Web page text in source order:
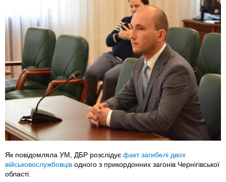
Як повідомляла УМ, ДБР розслідує факт загибелі двох
військовослужбовців одного з прикордонних загонів Чернігівської
області.